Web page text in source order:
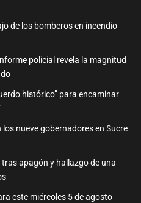
de los bomberos en incendio
policial revela la magnitud
histórico” para encaminar
nueve gobernadores en Sucre
apagón y hallazgo de una
este miércoles 5 de agosto